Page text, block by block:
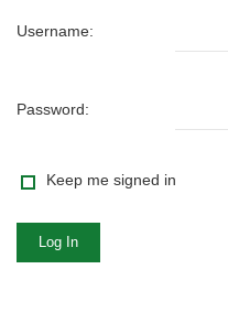
Username:
Password:
Keep me signed in
Log In